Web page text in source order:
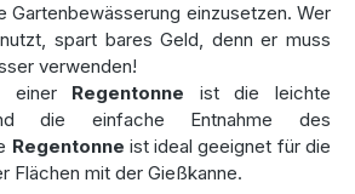
Gartenbewässerung einzusetzen. Wer
nutzt, spart bares Geld, denn er muss
verwenden!
einer Regentonne ist die leichte
die einfache Entnahme des
Regentonne ist ideal geeignet für die
Flächen mit der Gießkanne.